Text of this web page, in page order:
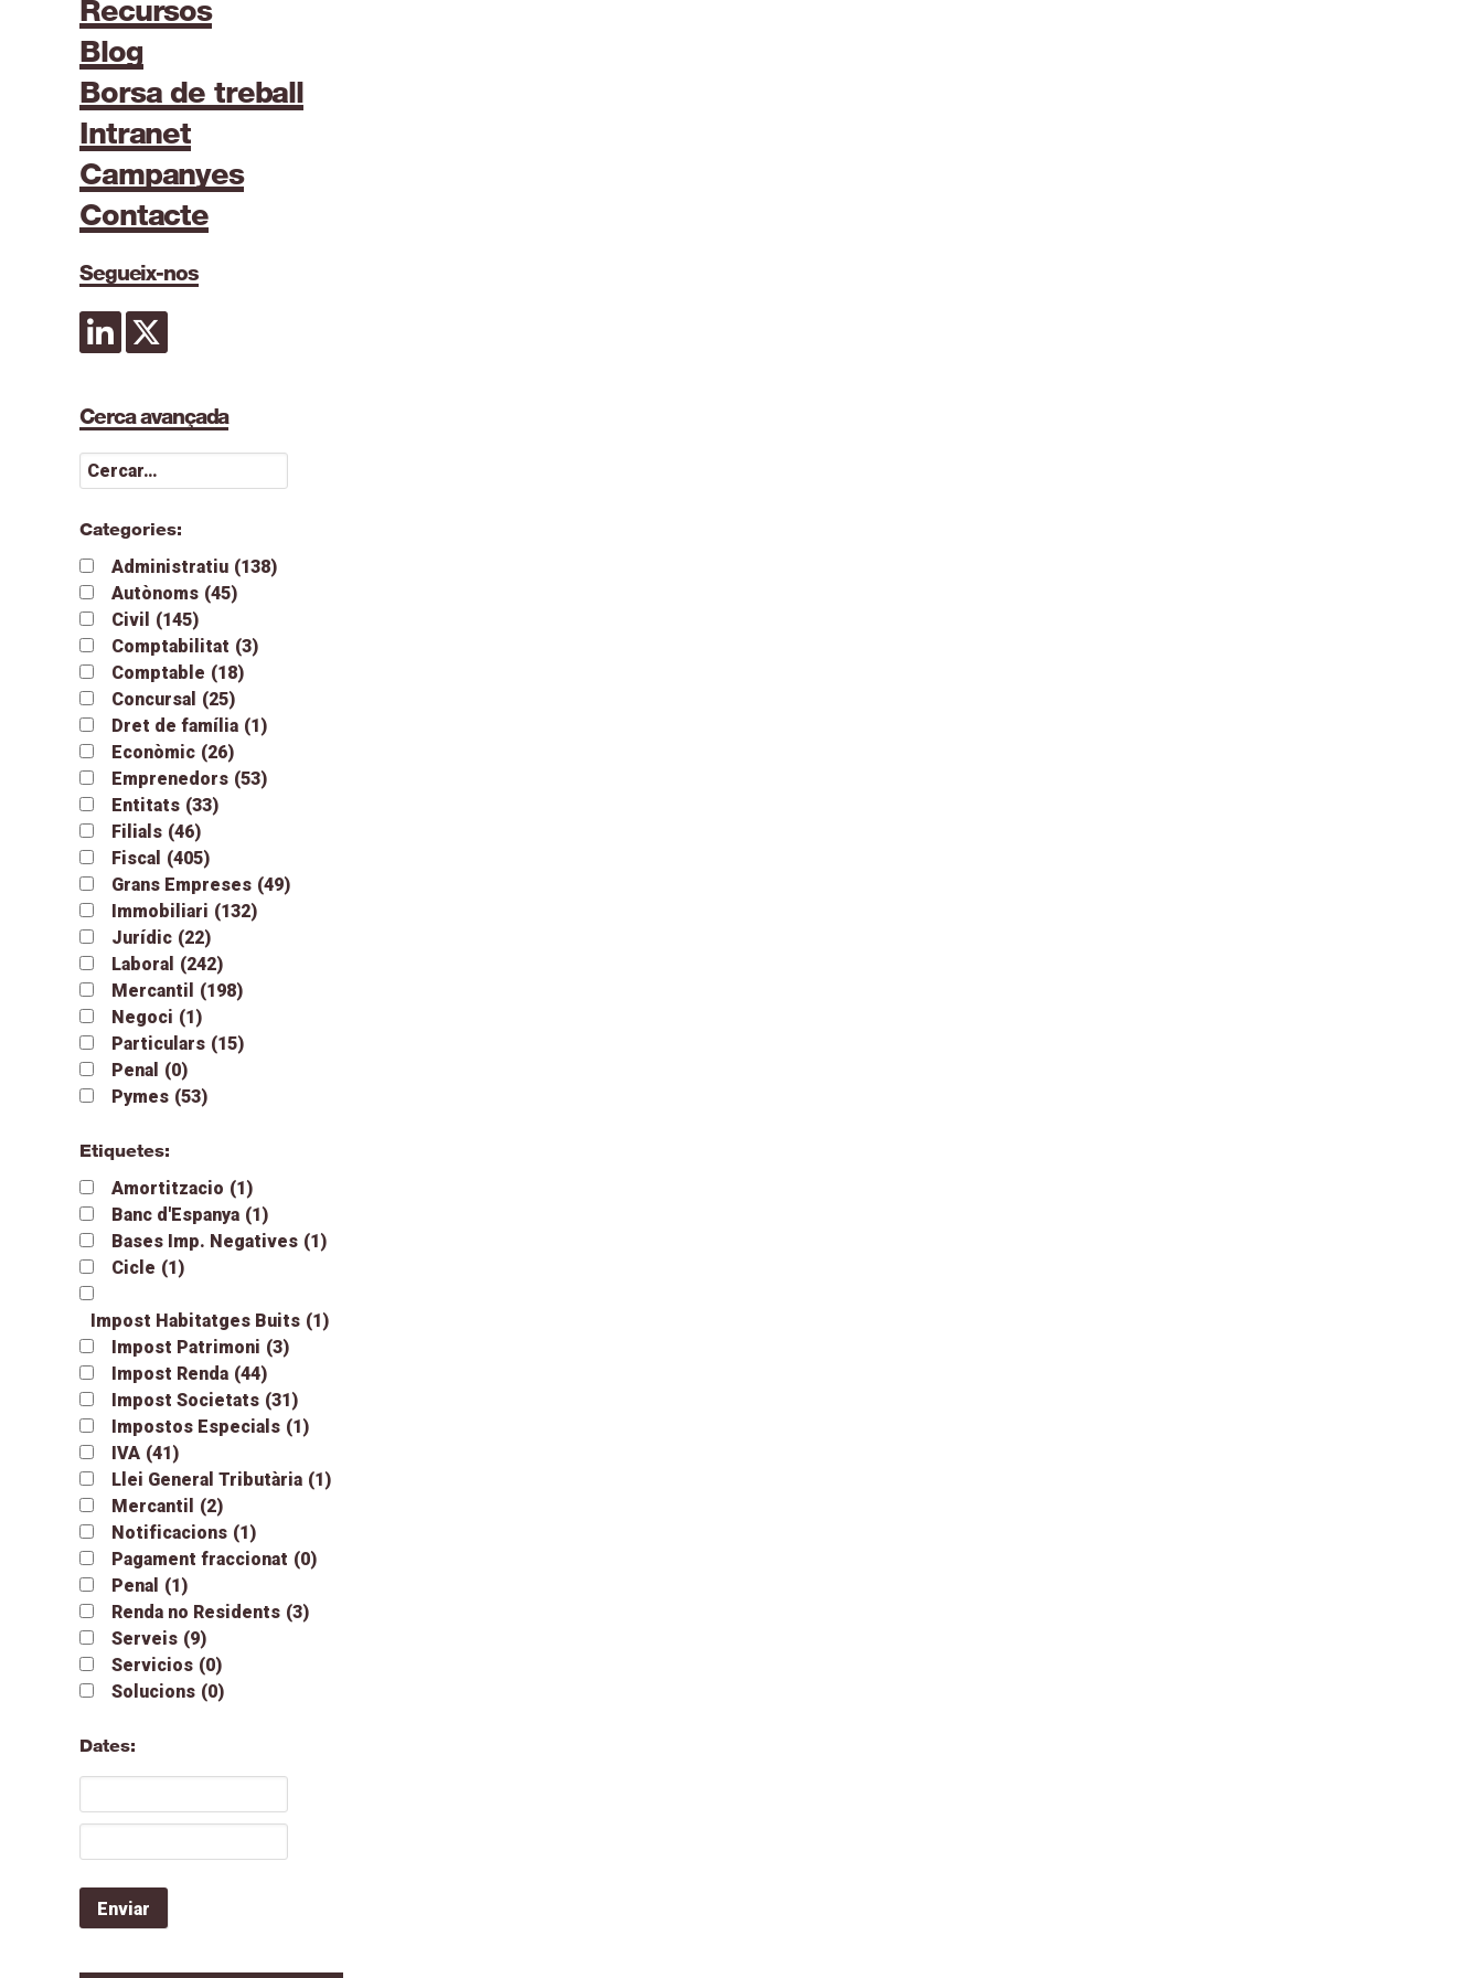
Recursos
Blog
Borsa de treball
Intranet
Campanyes
Contacte
Segueix-nos
Cerca avançada
Categories:
Administratiu (138)
Autònoms (45)
Civil
(145)
Comptabilitat (3)
Comptable (18)
Concursal (25)
Dret de família (1)
Econòmic (26)
Emprenedors (53)
Entitats (33)
Filials (46)
Fiscal (405)
Grans Empreses (49)
Immobiliari (132)
Jurídic (22)
Laboral (242)
Mercantil
(198)
Negoci (1)
Particulars (15)
Penal (0)
Pymes (53)
Etiquetes:
Amortitzacio (1)
Banc d'Espanya (1)
Bases Imp. Negatives (1)
Cicle (1)
Impost Habitatges Buits (1)
Impost Patrimoni (3)
Impost Renda (44)
Impost Societats (31)
Impostos Especials (1)
IVA (41)
Llei General Tributària (1)
Mercantil
(2)
Notificacions (1)
Pagament fraccionat (0)
Penal (1)
Renda no Residents (3)
Serveis (9)
Servicios (0)
Solucions (0)
Dates: